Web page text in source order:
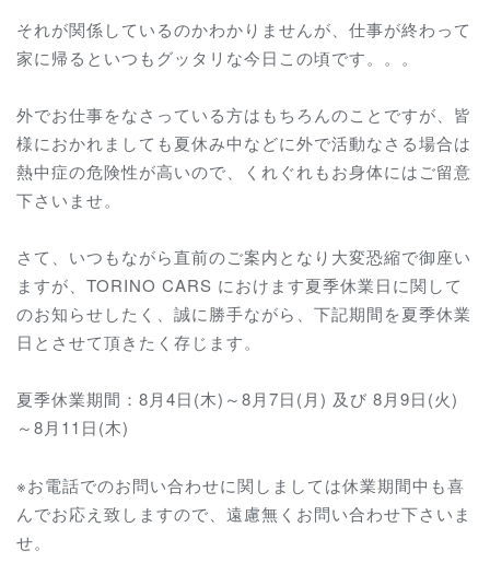
それが関係しているのかわかりませんが、仕事が終わって
家に帰るといつもグッタリな今日この頃です。。。
外でお仕事をなさっている方はもちろんのことですが、皆
様におかれましても夏休み中などに外で活動なさる場合は
熱中症の危険性が高いので、くれぐれもお身体にはご留意
下さいませ。
さて、いつもながら直前のご案内となり大変恐縮で御座い
ますが、TORINO CARS におけます夏季休業日に関して
のお知らせしたく、誠に勝手ながら、下記期間を夏季休業
日とさせて頂きたく存じます。
夏季休業期間：8月4日(木)～8月7日(月) 及び 8月9日(火)
～8月11日(木)
※お電話でのお問い合わせに関しましては休業期間中も喜
んでお応え致しますので、遠慮無くお問い合わせ下さいま
せ。